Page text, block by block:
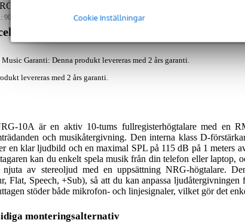
Cookie Inställningar
10A 180W 10-inch Active Full Range Speaker
9000-0127-1321
Music Garanti: Denna produkt levereras med 2 års garanti.
levereras med 2 års garanti.
10A är en aktiv 10-tums fullregisterhögtalare med en
och musikåtergivning. Den interna klass D-
en klar ljudbild och en maximal SPL på 115 dB på 1 meters
kan du enkelt spela musik från din telefon eller laptop,
av stereoljud med en uppsättning NRG-högtalare.
Flat, Speech, +Sub), så att du kan anpassa
stöder både mikrofon- och linjesignaler, vilket gör det
monteringsalternativ